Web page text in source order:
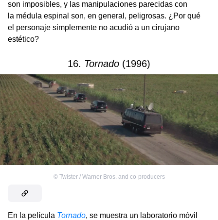
son imposibles, y las manipulaciones parecidas con
la médula espinal son, en general, peligrosas. ¿Por qué
el personaje simplemente no acudió a un cirujano
estético?
16. Tornado (1996)
© Twister / Warner Bros. and co-producers
En la película Tornado, se muestra un laboratorio móvil